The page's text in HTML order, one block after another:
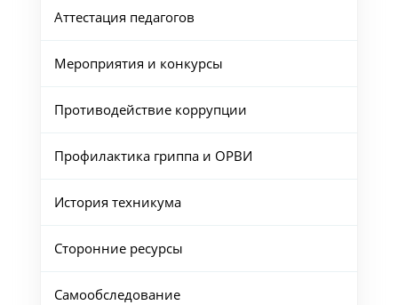
Аттестация педагогов
Мероприятия и конкурсы
Противодействие коррупции
Профилактика гриппа и ОРВИ
История техникума
Сторонние ресурсы
Самообследование